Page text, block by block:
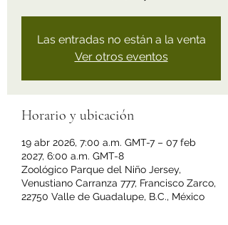
Las entradas no están a la venta
Ver otros eventos
Horario y ubicación
19 abr 2026, 7:00 a.m. GMT-7 – 07 feb
2027, 6:00 a.m. GMT-8
Zoológico Parque del Niño Jersey,
Venustiano Carranza 777, Francisco Zarco,
22750 Valle de Guadalupe, B.C., México